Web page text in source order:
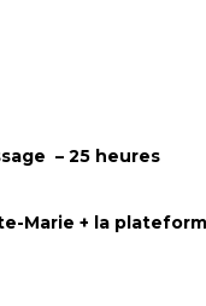
– 25 heures
Marie + la